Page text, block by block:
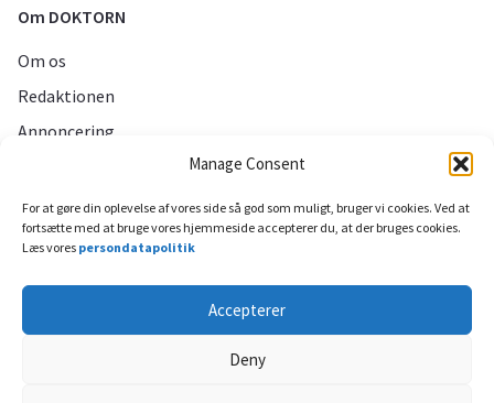
Manage Consent
For at gøre din oplevelse af vores side så god som muligt, bruger vi cookies. Ved at
fortsætte med at bruge vores hjemmeside accepterer du, at der bruges cookies.
Læs vores persondatapolitik
Accepterer
Deny
Om DOKTORN
Om os
Redaktionen
Annoncering
Sociale medier
Til toppen